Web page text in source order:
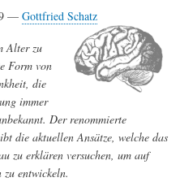
— Gottfried Schatz
Alter zu
Form von
die
immer
Der renommierte
die aktuellen Ansätze, welche das
zu erklären versuchen, um auf
zu entwickeln.